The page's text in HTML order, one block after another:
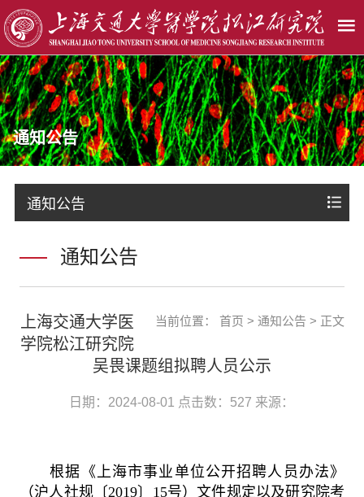
通知公告
通知公告
通知公告
当前位置：首页 >通知公告 > 正文
上海交通大学医
学院松江研究院
吴畏课题组拟聘人员公示
日期：2024-08-01 点击数： 527 来源：
根据《上海市事业单位公开招聘人员办法》
（沪人社规〔2019〕 15号）文件规定以及研究院考